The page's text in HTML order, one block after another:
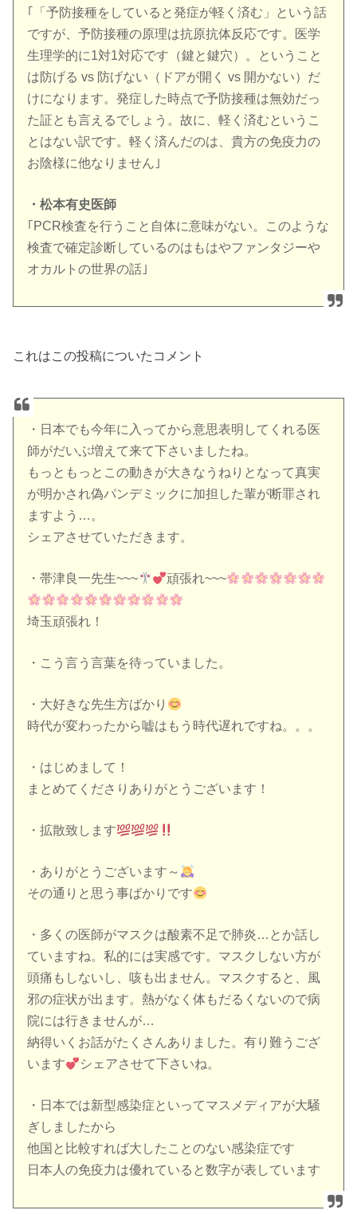
｢「予防接種をしていると発症が軽く済む」という話
ですが、予防接種の原理は抗原抗体反応です。医学
生理学的に1対1対応です（鍵と鍵穴）。ということ
は防げる vs 防げない（ドアが開く vs 開かない）だ
けになります。発症した時点で予防接種は無効だっ
た証とも言えるでしょう。故に、軽く済むというこ
とはない訳です。軽く済んだのは、貴方の免疫力の
お陰様に他なりません｣
・松本有史医師
｢PCR検査を行うこと自体に意味がない。このような
検査で確定診断しているのはもはやファンタジーや
オカルトの世界の話｣
これはこの投稿についたコメント
・日本でも今年に入ってから意思表明してくれる医
師がだいぶ増えて来て下さいましたね。
もっともっとこの動きが大きなうねりとなって真実
が明かされ偽パンデミックに加担した輩が断罪され
ますよう…。
シェアさせていただきます。
・帯津良一先生~~~ 頑張れ~~~
埼玉頑張れ！
・こう言う言葉を待っていました。
・大好きな先生方ばかり
時代が変わったから嘘はもう時代遅れですね。。。
・はじめまして！
まとめてくださりありがとうございます！
・拡散致します
・ありがとうございます～
その通りと思う事ばかりです
・多くの医師がマスクは酸素不足で肺炎…とか話し
ていますね。私的には実感です。マスクしない方が
頭痛もしないし、咳も出ません。マスクすると、風
邪の症状が出ます。熱がなく体もだるくないので病
院には行きませんが…
納得いくお話がたくさんありました。有り難うござ
います
シェアさせて下さいね。
・日本では新型感染症といってマスメディアが大騒
ぎしましたから
他国と比較すれば大したことのない感染症です
日本人の免疫力は優れていると数字が表しています